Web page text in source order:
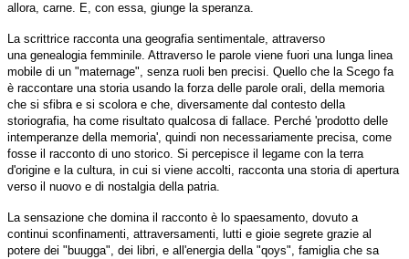
allora, carne. E, con essa, giunge la speranza.
La scrittrice racconta una geografia sentimentale, attraverso
una genealogia femminile. Attraverso le parole viene fuori una lunga linea
mobile di un "maternage", senza ruoli ben precisi. Quello che la Scego fa
è raccontare una storia usando la forza delle parole orali, della memoria
che si sfibra e si scolora e che, diversamente dal contesto della
storiografia, ha come risultato qualcosa di fallace. Perché 'prodotto delle
intemperanze della memoria', quindi non necessariamente precisa, come
fosse il racconto di uno storico. Si percepisce il legame con la terra
d'origine e la cultura, in cui si viene accolti, racconta una storia di apertura
verso il nuovo e di nostalgia della patria.
La sensazione che domina il racconto è lo spaesamento, dovuto a
continui sconfinamenti, attraversamenti, lutti e gioie segrete grazie al
potere dei "buugga", dei libri, e all'energia della "qoys", famiglia che sa